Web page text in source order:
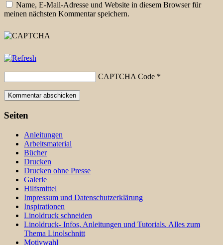
Name, E-Mail-Adresse und Website in diesem Browser für
meinen nächsten Kommentar speichern.
CAPTCHA Code *
Seiten
Anleitungen
Arbeitsmaterial
Bücher
Drucken
Drucken ohne Presse
Galerie
Hilfsmittel
Impressum und Datenschutzerklärung
Inspirationen
Linoldruck schneiden
Linoldruck- Infos, Anleitungen und Tutorials. Alles zum
Thema Linolschnitt
Motivwahl